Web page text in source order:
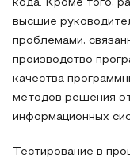
кода. Кроме того,
высшие
проблемами,
производство
качества
методов решения
информационных
Тестирование в